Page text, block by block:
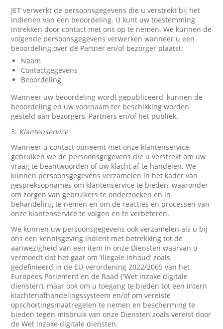
JET verwerkt de persoonsgegevens die u verstrekt bij het
indienen van een beoordeling. U kunt uw toestemming
intrekken door contact met ons op te nemen. We kunnen de
volgende persoonsgegevens verwerken wanneer u een
beoordeling over de Partner en/of bezorger plaatst:
Naam
Contactgegevens
Beoordeling
Wanneer uw beoordeling wordt gepubliceerd, kunnen de
beoordeling en uw voornaam ter beschikking worden
gesteld aan bezorgers, Partners en/of het publiek.
3. Klantenservice
Wanneer u contact opneemt met onze klantenservice,
gebruiken we de persoonsgegevens die u verstrekt om uw
vraag te beantwoorden of uw klacht af te handelen. We
kunnen persoonsgegevens verzamelen in het kader van
gespreksopnames om klantenservice te bieden, waaronder
om zorgen van gebruikers te onderzoeken en in
behandeling te nemen en om de reacties en processen van
onze klantenservice te volgen en te verbeteren.
We kunnen uw persoonsgegevens ook verzamelen als u bij
ons een kennisgeving indient met betrekking tot de
aanwezigheid van een item in onze Diensten waarvan u
vermoedt dat het gaat om ‘illegale inhoud’ zoals
gedefinieerd in de EU-verordening 2022/2065 van het
Europees Parlement en de Raad (‘’Wet inzake digitale
diensten’), maar ook om u toegang te bieden tot een intern
klachtenafhandelingssysteem en/of om vereiste
opschortingsmaatregelen te nemen en bescherming te
bieden tegen misbruik van onze Diensten zoals vereist door
de Wet inzake digitale diensten.